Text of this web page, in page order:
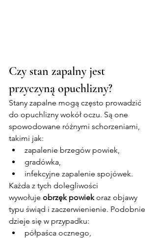
Czy stan zapalny jest
przyczyną opuchlizny?
Stany zapalne mogą często prowadzić
do opuchlizny wokół oczu. Są one
spowodowane różnymi schorzeniami,
takimi jak:
zapalenie brzegów powiek,
gradówka,
infekcyjne zapalenie spojówek.
Każda z tych dolegliwości
wywołuje obrzęk powiek oraz objawy
typu świąd i zaczerwienienie. Podobnie
dzieje się w przypadku:
półpaśca ocznego,